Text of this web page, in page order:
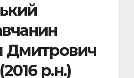
Дмитрович
р.н.)